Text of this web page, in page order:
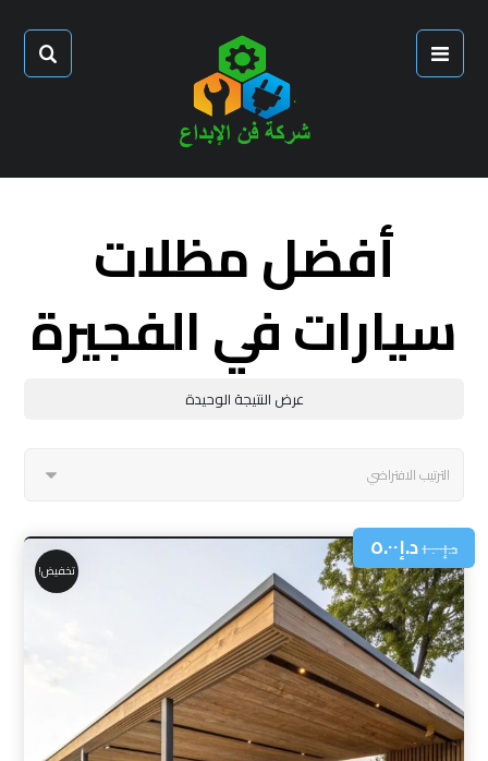
أفضل مظلات
سيارات في الفجيرة
عرض النتيجة الوحيدة
د.إ١٠.٠٠د.إ٥.٠٠
تخفيض!